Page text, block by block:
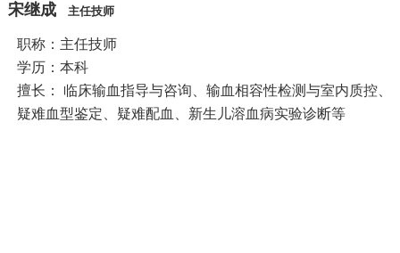
宋继成 主任技师
职称：主任技师
学历：本科
擅长： 临床输血指导与咨询、输血相容性检测与室内质控、
疑难血型鉴定、疑难配血、新生儿溶血病实验诊断等